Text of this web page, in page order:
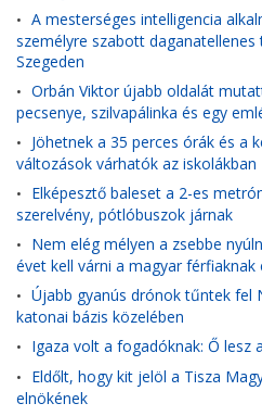
• A mesterséges intelligencia
személyre szabott daganatellenes
Szegeden
• Orbán Viktor újabb oldalát
pecsenye, szilvapálinka és egy
• Jöhetnek a 35 perces órák és a
változások várhatók az iskolákban
• Elképesztő baleset a 2-es
szerelvény, pótlóbuszok járnak
• Nem elég mélyen a zsebbe
évet kell várni a magyar
• Újabb gyanús drónok tűntek fel
katonai bázis közelében
• Igaza volt a fogadóknak: Ő lesz
• Eldőlt, hogy kit jelöl a Tisza
elnökének